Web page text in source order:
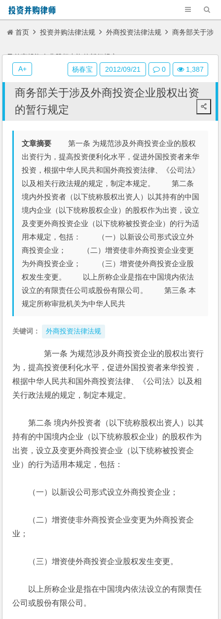
首页 投资并购法律法规 外商投资法律法规 商务部关于涉
及外商投资企业股权出资的暂行规定
商务部关于涉及外商投资企业股权出资
的暂行规定
文章摘要 第一条 为规范涉及外商投资企业的股权
出资行为，提高投资便利化水平，促进外国投资者来华
投资，根据中华人民共和国外商投资法律、《公司法》
以及相关行政法规的规定，制定本规定。 第二条
境内外投资者（以下统称股权出资人）以其持有的中国
境内企业（以下统称股权企业）的股权作为出资，设立
及变更外商投资企业（以下统称被投资企业）的行为适
用本规定，包括： （一）以新设公司形式设立外
商投资企业； （二）增资使非外商投资企业变更
为外商投资企业； （三）增资使外商投资企业股
权发生变更。 以上所称企业是指在中国境内依法
设立的有限责任公司或股份有限公司。 第三条 本
规定所称审批机关为中华人民共
关键词： 外商投资法律法规
第一条 为规范涉及外商投资企业的股权出资行
为，提高投资便利化水平，促进外国投资者来华投资，
根据中华人民共和国外商投资法律、《公司法》以及相
关行政法规的规定，制定本规定。
第二条 境内外投资者（以下统称股权出资人）以其
持有的中国境内企业（以下统称股权企业）的股权作为
出资，设立及变更外商投资企业（以下统称被投资企
业）的行为适用本规定，包括：
（一）以新设公司形式设立外商投资企业；
（二）增资使非外商投资企业变更为外商投资企
业；
（三）增资使外商投资企业股权发生变更。
以上所称企业是指在中国境内依法设立的有限责任
公司或股份有限公司。
杨春宝 2012/09/21 0 1,387
A+